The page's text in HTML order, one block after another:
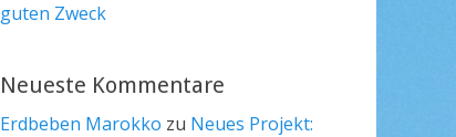
guten Zweck
Neueste Kommentare
Erdbeben Marokko zu Neues Projekt: